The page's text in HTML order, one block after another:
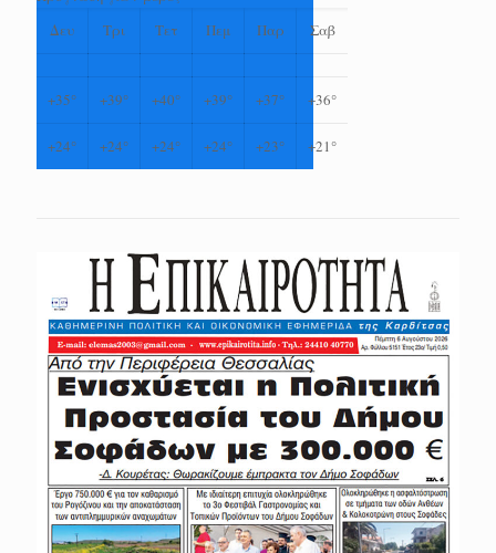
Δευ
Τρι Τετ Πεμ Παρ Σαβ
+35° +39° +40° +39° +37° +36°
+24° +24° +24° +24° +23° +21°